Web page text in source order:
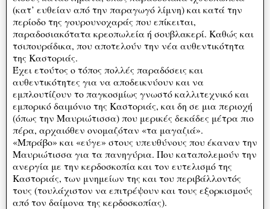
(κατ’ ευθείαν από την παραγωγό λίμνη) και κατά την
περίοδο της γουρουνοχαράς που επίκειται,
παραδοσιακότατα κρεοπωλεία ή σουβλακερί. Καθώς και
τσιπουράδικα, που αποτελούν την νέα αυθεντικότητα
της Καστοριάς.
Έχει ετούτος ο τόπος πολλές παραδόσεις και
αυθεντικότητες για να αποδεικνύουν και να
εμπλουτίζουν το παγκοσμίως γνωστό καλλιτεχνικό και
εμπορικό δαιμόνιο της Καστοριάς, και δη σε μια περιοχή
(όπως την Μαυριώτισσα) που μερικές δεκάδες μέτρα πιο
πέρα, αρχαιόθεν ονομαζόταν «τα μαγαζιά».
«Μπράβο» και «εύγε» στους υπευθύνους που έκαναν την
Μαυριώτισσα για τα πανηγύρια. Που καταπολεμούν την
ανεργία με την κερδοσκοπία και τον ευτελισμό της
Καστοριάς, των μνημείων της και του περιβάλλοντός
τους (τουλάχιστον να επιτρέψουν και τους εξορκισμούς
από τον δαίμονα της κερδοσκοπίας).